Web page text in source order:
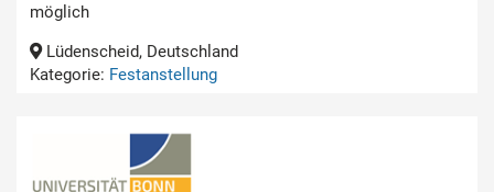
möglich
Lüdenscheid, Deutschland
Kategorie: Festanstellung